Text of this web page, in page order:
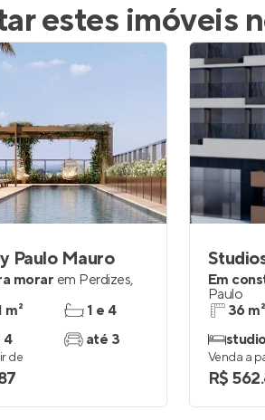
estes imóveis
Paulo Mauro
morar em Perdizes,
m²
4
1 e 4
até 3
de
Em
Paulo
36 m²
Venda a
R$